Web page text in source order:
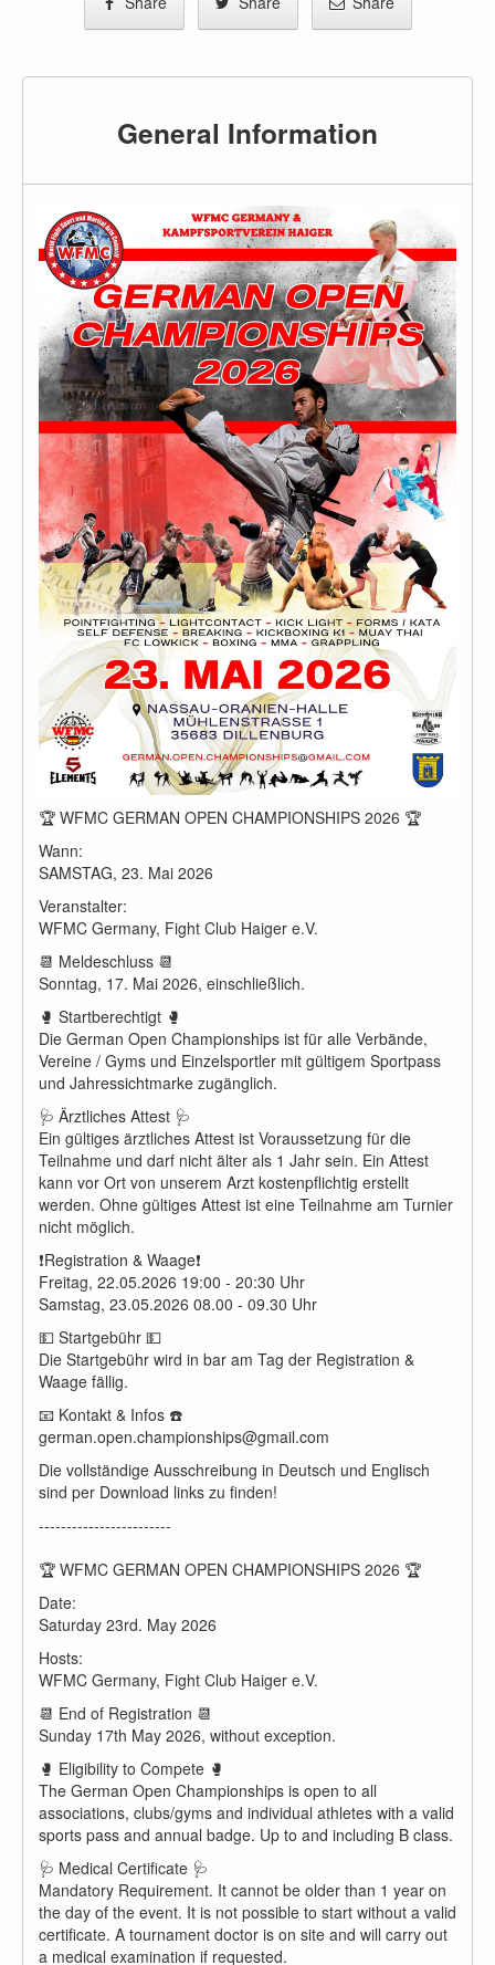
General Information
🏆 WFMC GERMAN OPEN CHAMPIONSHIPS 2026 🏆
Wann:
SAMSTAG, 23. Mai 2026
Veranstalter:
WFMC Germany, Fight Club Haiger e.V.
📆 Meldeschluss 📆
Sonntag, 17. Mai 2026, einschließlich.
🥊 Startberechtigt 🥊
Die German Open Championships ist für alle Verbände,
Vereine / Gyms und Einzelsportler mit gültigem Sportpass
und Jahressichtmarke zugänglich.
🩺 Ärztliches Attest 🩺
Ein gültiges ärztliches Attest ist Voraussetzung für die
Teilnahme und darf nicht älter als 1 Jahr sein. Ein Attest
kann vor Ort von unserem Arzt kostenpflichtig erstellt
werden. Ohne gültiges Attest ist eine Teilnahme am Turnier
nicht möglich.
❗️Registration & Waage❗️
Freitag, 22.05.2026 19:00 - 20:30 Uhr
Samstag, 23.05.2026 08.00 - 09.30 Uhr
💵 Startgebühr 💵
Die Startgebühr wird in bar am Tag der Registration &
Waage fällig.
📧 Kontakt & Infos ☎️
german.open.championships@gmail.com
Die vollständige Ausschreibung in Deutsch und Englisch
sind per Download links zu finden!
------------------------
🏆 WFMC GERMAN OPEN CHAMPIONSHIPS 2026 🏆
Date:
Saturday 23rd. May 2026
Hosts:
WFMC Germany, Fight Club Haiger e.V.
📆 End of Registration 📆
Sunday 17th May 2026, without exception.
🥊 Eligibility to Compete 🥊
The German Open Championships is open to all
associations, clubs/gyms and individual athletes with a valid
sports pass and annual badge. Up to and including B class.
🩺 Medical Certificate 🩺
Mandatory Requirement. It cannot be older than 1 year on
the day of the event. It is not possible to start without a valid
certificate. A tournament doctor is on site and will carry out
a medical examination if requested.